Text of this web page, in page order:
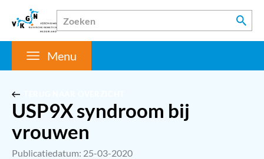
Menu
USP9X syndroom bij
vrouwen
Publicatiedatum: 25-03-2020